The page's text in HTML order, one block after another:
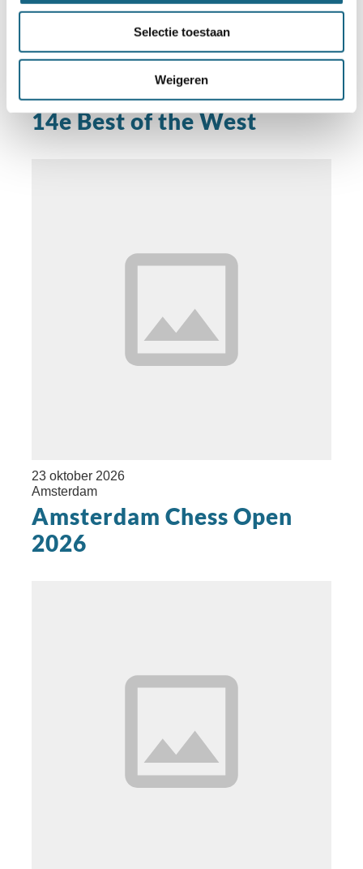
Selectie toestaan
Weigeren
Amsterdam
14e Best of the West
23 oktober 2026
Amsterdam
Amsterdam Chess Open
2026